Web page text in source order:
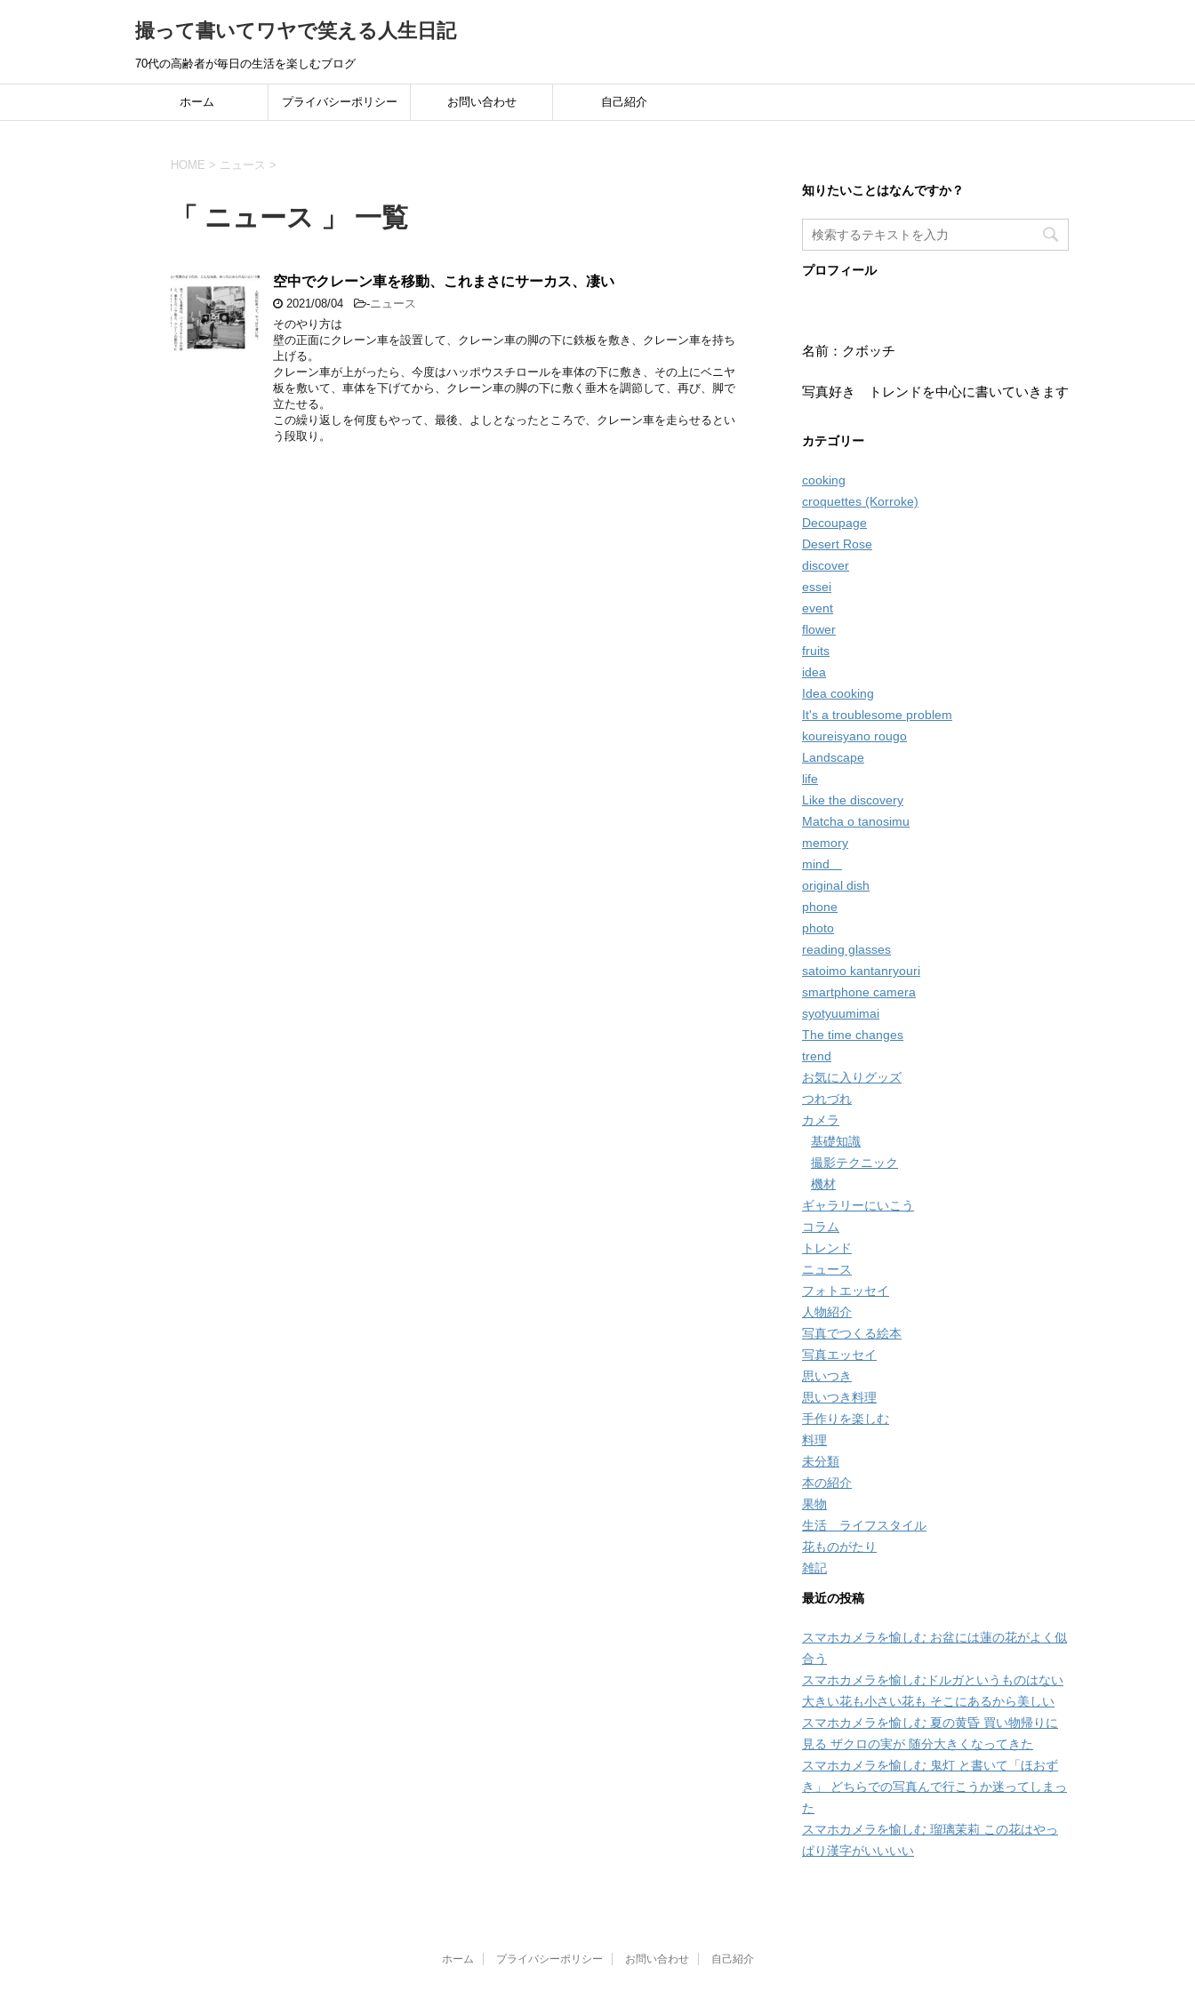
撮って書いてワヤで笑える人生日記
70代の高齢者が毎日の生活を楽しむブログ
ホーム プライバシーポリシー お問い合わせ 自己紹介
HOME > ニュース >
「 ニュース 」 一覧
空中でクレーン車を移動、これまさにサーカス、凄い
2021/08/04 -ニュース
そのやり方は
壁の正面にクレーン車を設置して、クレーン車の脚の下に鉄板を敷き、クレーン車を持ち
上げる。
クレーン車が上がったら、今度はハッポウスチロールを車体の下に敷き、その上にベニヤ
板を敷いて、車体を下げてから、クレーン車の脚の下に敷く垂木を調節して、再び、脚で
立たせる。
この繰り返しを何度もやって、最後、よしとなったところで、クレーン車を走らせるとい
う段取り。
知りたいことはなんですか？
プロフィール
名前：クボッチ
写真好き トレンドを中心に書いていきます
カテゴリー
cooking
croquettes (Korroke)
Decoupage
Desert Rose
discover
essei
event
flower
fruits
idea
Idea cooking
It's a troublesome problem
koureisyano rougo
Landscape
life
Like the discovery
Matcha o tanosimu
memory
mind
original dish
phone
photo
reading glasses
satoimo kantanryouri
smartphone camera
syotyuumimai
The time changes
trend
お気に入りグッズ
つれづれ
カメラ
基礎知識
撮影テクニック
機材
ギャラリーにいこう
コラム
トレンド
ニュース
フォトエッセイ
人物紹介
写真でつくる絵本
写真エッセイ
思いつき
思いつき料理
手作りを楽しむ
料理
未分類
本の紹介
果物
生活 ライフスタイル
花ものがたり
雑記
最近の投稿
スマホカメラを愉しむ お盆には蓮の花がよく似
合う
スマホカメラを愉しむドルガというものはない
大きい花も小さい花も そこにあるから美しい
スマホカメラを愉しむ 夏の黄昏 買い物帰りに
見る ザクロの実が 随分大きくなってきた
スマホカメラを愉しむ 鬼灯 と書いて「ほおず
き」 どちらでの写真んで行こうか迷ってしまっ
た
スマホカメラを愉しむ 瑠璃茉莉 この花はやっ
ぱり漢字がいいいい
ホーム プライバシーポリシー お問い合わせ 自己紹介